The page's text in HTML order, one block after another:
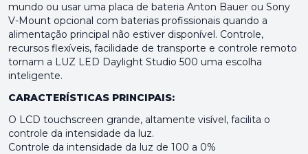
mundo ou usar uma placa de bateria Anton Bauer ou Sony
V-Mount opcional com baterias profissionais quando a
alimentação principal não estiver disponível. Controle,
recursos flexíveis, facilidade de transporte e controle remoto
tornam a LUZ LED Daylight Studio 500 uma escolha
inteligente.
CARACTERÍSTICAS PRINCIPAIS:
O LCD touchscreen grande, altamente visível, facilita o
controle da intensidade da luz.
Controle da intensidade da luz de 100 a 0%